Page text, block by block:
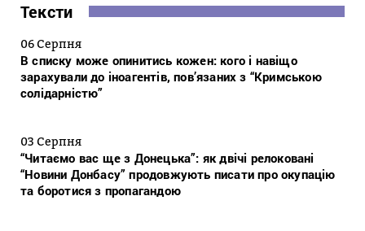
Тексти
06 Серпня
В списку може опинитись кожен: кого і навіщо
зарахували до іноагентів, пов’язаних з “Кримською
солідарністю”
03 Серпня
“Читаємо вас ще з Донецька”: як двічі релоковані
“Новини Донбасу” продовжують писати про окупацію
та боротися з пропагандою